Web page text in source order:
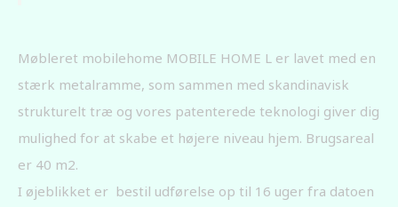
Møbleret mobilehome MOBILE HOME L er lavet med en
stærk metalramme, som sammen med skandinavisk
strukturelt træ og vores patenterede teknologi giver dig
mulighed for at skabe et højere niveau hjem. Brugsareal
er 40 m2.
I øjeblikket er bestil udførelse op til 16 uger fra datoen